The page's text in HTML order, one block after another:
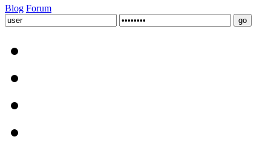
Blog Forum